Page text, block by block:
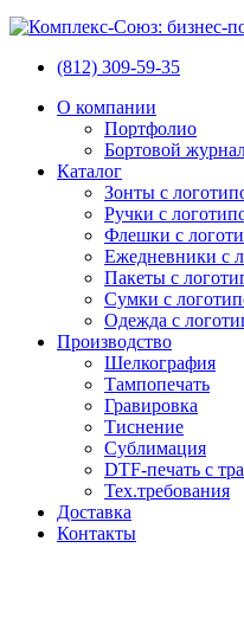
(812) 309-59-35
О компании
Портфолио
Бортовой
Каталог
Зонты с
Ручки с
Флешки с
Ежедневники с
Пакеты с
Сумки с
Одежда с
Производство
Шелкография
Тампопечать
Гравировка
Тиснение
Сублимация
DTF-печать с
Тех.требования
Доставка
Контакты